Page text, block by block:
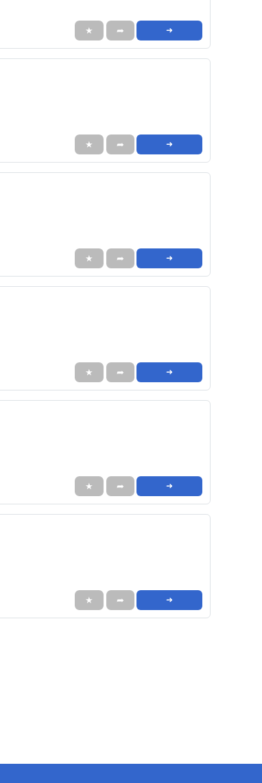
★ ➦ ➜
★ ➦ ➜
★ ➦ ➜
★ ➦ ➜
★ ➦ ➜
★ ➦ ➜